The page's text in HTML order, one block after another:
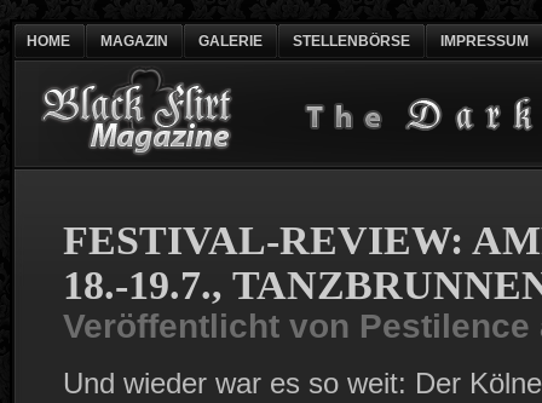
FESTIVAL-REVIEW:
18.-19.7.,
Veröffentlicht von Pestilence
Und wieder war es so weit: Der
HOME MAGAZIN GALERIE STELLENBÖRSE IMPRESSUM